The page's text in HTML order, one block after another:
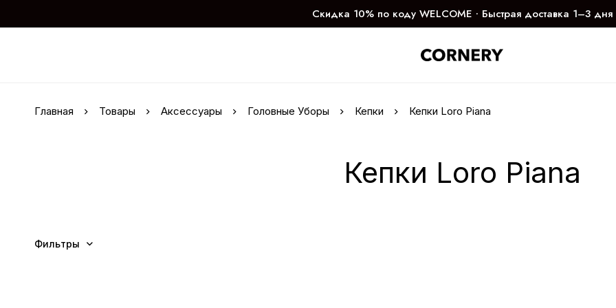
Скидка 10% по коду WELCOME ∙ Быстрая доставка 1–3 дня
Главная Товары Аксессуары Головные Уборы Кепки Кепки Loro Piana
Кепки Loro Piana
Фильтры